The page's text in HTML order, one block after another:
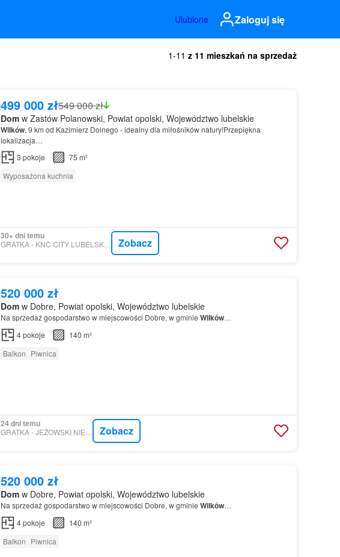
Ulubione Zaloguj się
1-11 z 11 mieszkań na sprzedaż
499 000 zł549 000 zł
Domw Zastów Polanowski, Powiat opolski, Województwo lubelskie
Wilków, 9 km od Kazimierz Dolnego - idealny dla miłośników natury!Przepiękna
lokalizacja…
3 pokoje
75 m²
Wyposażona kuchnia
30+ dni temu
GRATKA - KNC CITY LUBELSKIE MIESZKANIA- ZAKUP I SPRZEDAŻ MIESZKAŃ, DZIAŁEK, DOMÓW W LUBLINIE I W SĄSIEDNICH POWIATACH. Zobacz
520 000 zł
Domw Dobre, Powiat opolski, Województwo lubelskie
Na sprzedaż gospodarstwo w miejscowości Dobre, w gminie Wilków…
4pokoje
140 m²
Balkon Piwnica
24 dni temu
GRATKA - JEŻOWSKI NIERUCHOMOŚCI Zobacz
520 000 zł
Domw Dobre, Powiat opolski, Województwo lubelskie
Na sprzedaż gospodarstwo w miejscowości Dobre, w gminie Wilków…
4pokoje
140 m²
Balkon Piwnica